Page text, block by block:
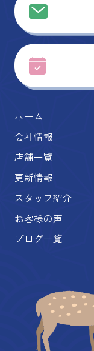
ホーム
会社情報
店舗一覧
更新情報
スタッフ紹介
お客様の声
ブログ一覧